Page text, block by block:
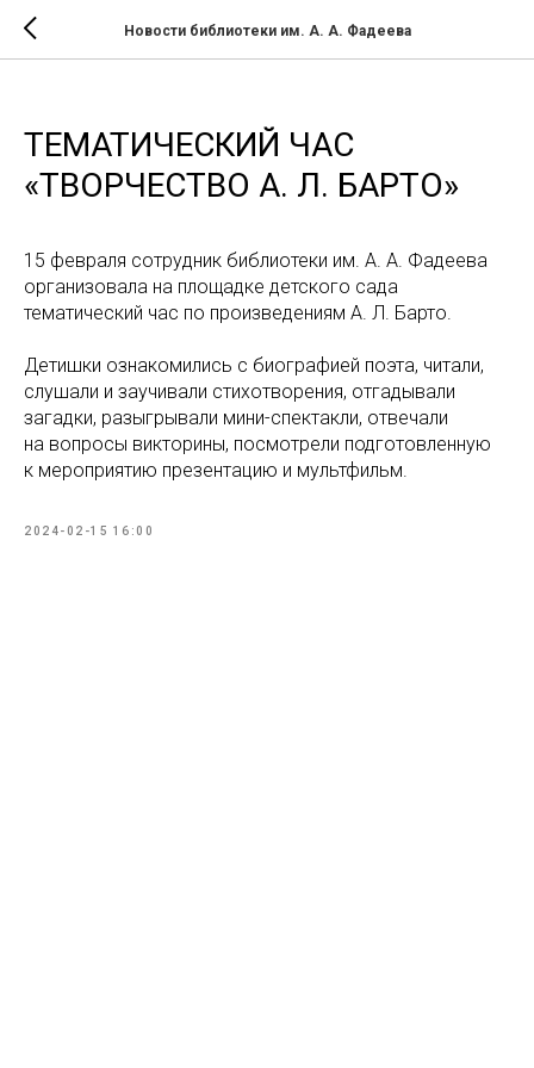
Новости библиотеки им. А. А. Фадеева
ТЕМАТИЧЕСКИЙ ЧАС
«ТВОРЧЕСТВО А. Л. БАРТО»
15 февраля сотрудник библиотеки им. А. А. Фадеева
организовала на площадке детского сада
тематический час по произведениям А. Л. Барто.
Детишки ознакомились с биографией поэта, читали,
слушали и заучивали стихотворения, отгадывали
загадки, разыгрывали мини-спектакли, отвечали
на вопросы викторины, посмотрели подготовленную
к мероприятию презентацию и мультфильм.
2024-02-15 16:00